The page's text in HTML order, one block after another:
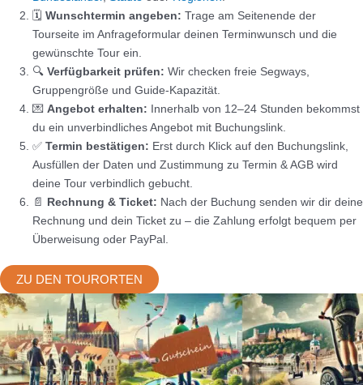
🗓️ Wunschtermin angeben: Trage am Seitenende der
Tourseite im Anfrageformular deinen Terminwunsch und die
gewünschte Tour ein.
🔍 Verfügbarkeit prüfen: Wir checken freie Segways,
Gruppengröße und Guide-Kapazität.
💌 Angebot erhalten: Innerhalb von 12–24 Stunden bekommst
du ein unverbindliches Angebot mit Buchungslink.
✅ Termin bestätigen: Erst durch Klick auf den Buchungslink,
Ausfüllen der Daten und Zustimmung zu Termin & AGB wird
deine Tour verbindlich gebucht.
📄 Rechnung & Ticket: Nach der Buchung senden wir dir deine
Rechnung und dein Ticket zu – die Zahlung erfolgt bequem per
Überweisung oder PayPal.
ZU DEN TOURORTEN